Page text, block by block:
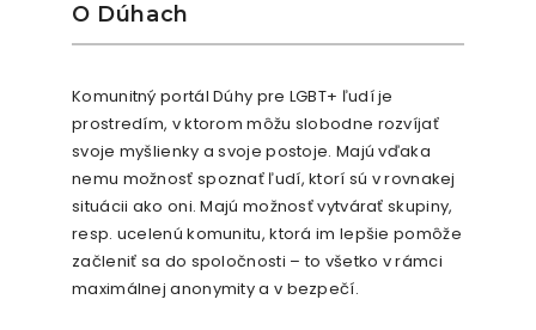
O Dúhach
Komunitný portál Dúhy pre LGBT+ ľudí je
prostredím, v ktorom môžu slobodne rozvíjať
svoje myšlienky a svoje postoje. Majú vďaka
nemu možnosť spoznať ľudí, ktorí sú v rovnakej
situácii ako oni. Majú možnosť vytvárať skupiny,
resp. ucelenú komunitu, ktorá im lepšie pomôže
začleniť sa do spoločnosti – to všetko v rámci
maximálnej anonymity a v bezpečí.